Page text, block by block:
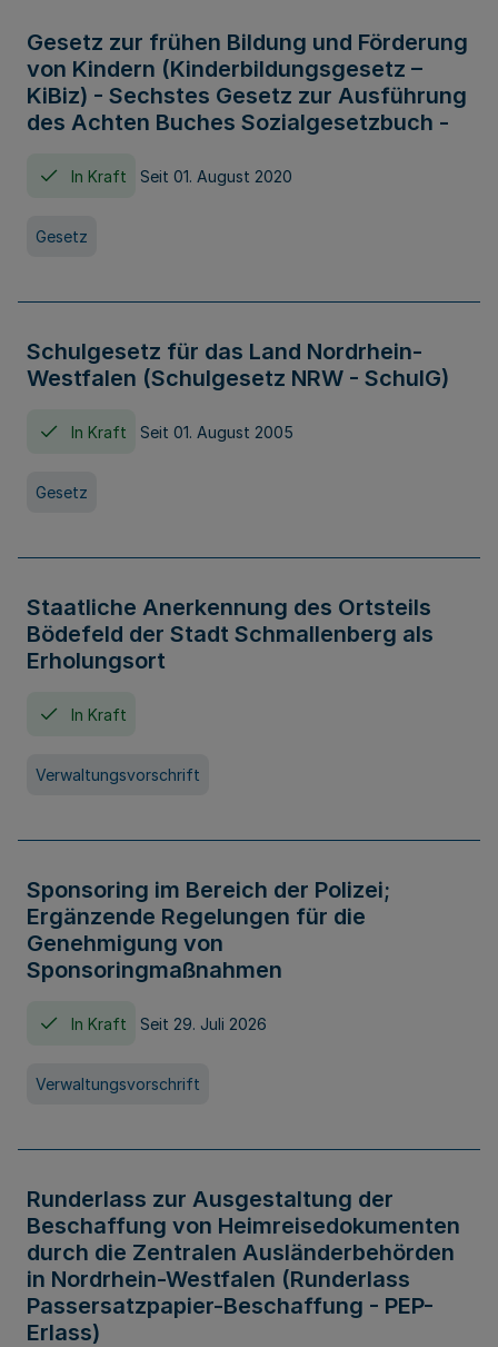
Gesetz zur frühen Bildung und Förderung
von Kindern (Kinderbildungsgesetz –
KiBiz) - Sechstes Gesetz zur Ausführung
des Achten Buches Sozialgesetzbuch -
In Kraft Seit 01. August 2020
Gesetz
Schulgesetz für das Land Nordrhein-
Westfalen (Schulgesetz NRW - SchulG)
In Kraft Seit 01. August 2005
Gesetz
Staatliche Anerkennung des Ortsteils
Bödefeld der Stadt Schmallenberg als
Erholungsort
In Kraft
Verwaltungsvorschrift
Sponsoring im Bereich der Polizei;
Ergänzende Regelungen für die
Genehmigung von
Sponsoringmaßnahmen
In Kraft Seit 29. Juli 2026
Verwaltungsvorschrift
Runderlass zur Ausgestaltung der
Beschaffung von Heimreisedokumenten
durch die Zentralen Ausländerbehörden
in Nordrhein-Westfalen (Runderlass
Passersatzpapier-Beschaffung - PEP-
Erlass)